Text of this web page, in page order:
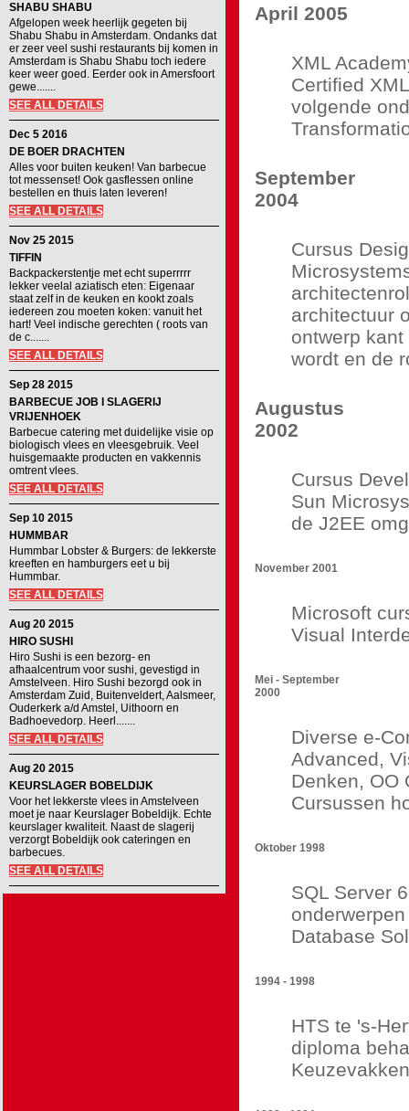
SHABU SHABU
Afgelopen week heerlijk gegeten bij
Shabu Shabu in Amsterdam. Ondanks dat
er zeer veel sushi restaurants bij komen in
Amsterdam is Shabu Shabu toch iedere
keer weer goed. Eerder ook in Amersfoort
gewe.......
SEE ALL DETAILS
Dec 5 2016
DE BOER DRACHTEN
Alles voor buiten keuken! Van barbecue
tot messenset! Ook gasflessen online
bestellen en thuis laten leveren!
SEE ALL DETAILS
Nov 25 2015
TIFFIN
Backpackerstentje met echt superrrrr
lekker veelal aziatisch eten: Eigenaar
staat zelf in de keuken en kookt zoals
iedereen zou moeten koken: vanuit het
hart! Veel indische gerechten ( roots van
de c.......
SEE ALL DETAILS
Sep 28 2015
BARBECUE JOB I SLAGERIJ
VRIJENHOEK
Barbecue catering met duidelijke visie op
biologisch vlees en vleesgebruik. Veel
huisgemaakte producten en vakkennis
omtrent vlees.
SEE ALL DETAILS
Sep 10 2015
HUMMBAR
Hummbar Lobster & Burgers: de lekkerste
kreeften en hamburgers eet u bij
Hummbar.
SEE ALL DETAILS
Aug 20 2015
HIRO SUSHI
Hiro Sushi is een bezorg- en
afhaalcentrum voor sushi, gevestigd in
Amstelveen. Hiro Sushi bezorgd ook in
Amsterdam Zuid, Buitenveldert, Aalsmeer,
Ouderkerk a/d Amstel, Uithoorn en
Badhoevedorp. Heerl.......
SEE ALL DETAILS
Aug 20 2015
KEURSLAGER BOBELDIJK
Voor het lekkerste vlees in Amstelveen
moet je naar Keurslager Bobeldijk. Echte
keurslager kwaliteit. Naast de slagerij
verzorgt Bobeldijk ook cateringen en
barbecues.
SEE ALL DETAILS
April 2005
XML
Certified
volgende
September
2004
Cursus
architectuur
ontwerp
wordt en de
Augustus
2002
Cursus
Sun
de J2EE
November 2001
Microsoft
Visual
Mei - September
2000
Diverse e-
Advanced,
Denken, OO
Cursussen
Oktober 1998
SQL Server
Database
1994 - 1998
HTS te 's-
diploma